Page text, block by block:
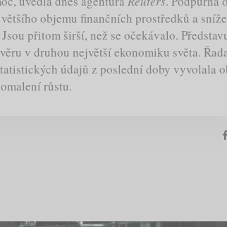
objemu finančních prostředků a
přitom širší, než se očekávalo.
v druhou největší ekonomiku světa.
údajů z poslední doby vyvolala
růstu.